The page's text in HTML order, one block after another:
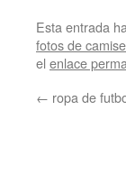
Esta entrada
fotos de
el enlace
← ropa de